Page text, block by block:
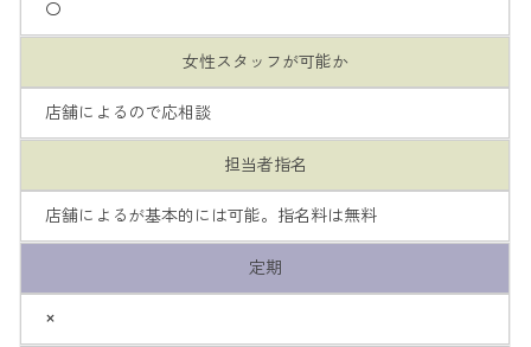
〇
女性スタッフが可能か
店舗によるので応相談
担当者指名
店舗によるが基本的には可能。指名料は無料
定期
×